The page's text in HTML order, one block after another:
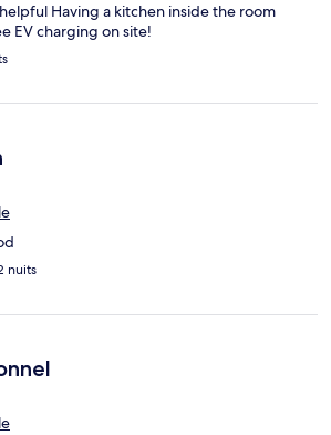
Having a kitchen inside the room
EV charging on site!
nuits